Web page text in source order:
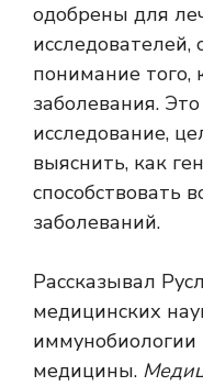
одобрены для
понимание того,
заболевания.
исследование,
выяснить, как
способствовать
заболеваний.
Рассказывал
медицинских
медицины.